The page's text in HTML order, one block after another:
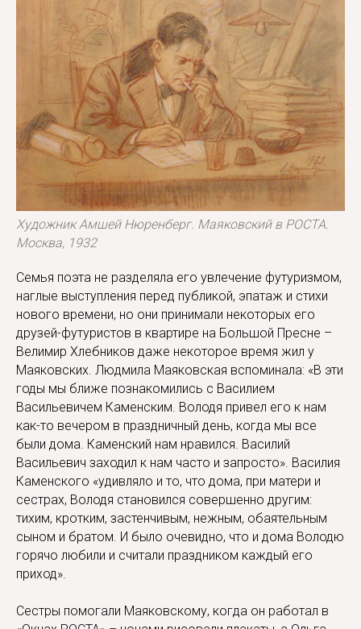
Художник Амшей Нюренберг. Маяковский в РОСТА.
Москва, 1932
Семья поэта не разделяла его увлечение футуризмом,
наглые выступления перед публикой, эпатаж и стихи
нового времени, но они принимали некоторых его
друзей-футуристов в квартире на Большой Пресне –
Велимир Хлебников даже некоторое время жил у
Маяковских. Людмила Маяковская вспоминала: «В эти
годы мы ближе познакомились с Василием
Васильевичем Каменским. Володя привел его к нам
как-то вечером в праздничный день, когда мы все
были дома. Каменский нам нравился. Василий
Васильевич заходил к нам часто и запросто». Василия
Каменского «удивляло и то, что дома, при матери и
сестрах, Володя становился совершенно другим:
тихим, кротким, застенчивым, нежным, обаятельным
сыном и братом. И было очевидно, что и дома Володю
горячо любили и считали праздником каждый его
приход».
Сестры помогали Маяковскому, когда он работал в